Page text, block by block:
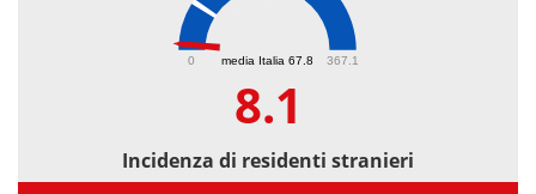
media Italia 67.8
0 367.1
8.1
Incidenza di residenti stranieri